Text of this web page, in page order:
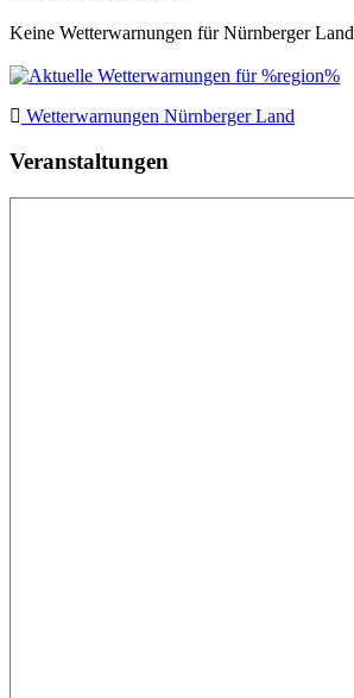
Keine Wetterwarnungen für Nürnberger Land
Wetterwarnungen Nürnberger Land
Veranstaltungen